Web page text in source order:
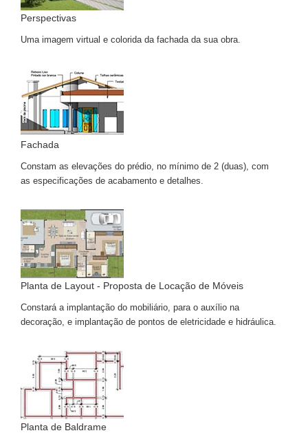
Perspectivas
Uma imagem virtual e colorida da fachada da sua obra.
Fachada
Constam as elevações do prédio, no mínimo de 2 (duas), com
as especificações de acabamento e detalhes.
Planta de Layout - Proposta de Locação de Móveis
Constará a implantação do mobiliário, para o auxílio na
decoração, e implantação de pontos de eletricidade e hidráulica.
Planta de Baldrame